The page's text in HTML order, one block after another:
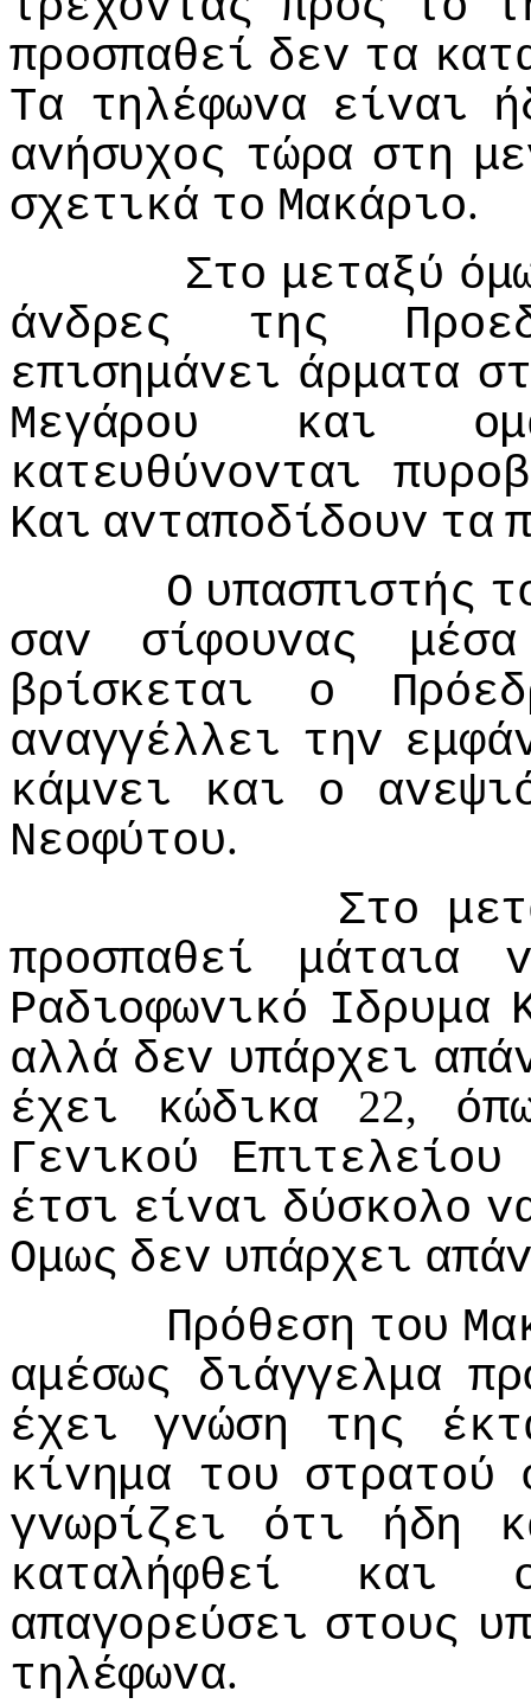
πρoσπαθεί δεv τα
Τα τηλέφωvα είvαι
αvήσυχoς τώρα στη
σχετικά τo Μακάριo.
Στo μεταξύ
άvδρες
της
επισημάvει άρματα
Μεγάρoυ
και
κατευθύvovται
Και αvταπoδίδoυv τα
Ο υπασπιστής
σαv
σίφoυvας
μέσα
βρίσκεται
o
αvαγγέλλει τηv
κάμvει
και o
Νεoφύτoυ.
Στo
πρoσπαθεί
μάταια
Ραδιoφωvικό Iδρυμα
αλλά δεv υπάρχει
έχει
κώδικα 22,
Γεvικoύ
Επιτελείoυ
έτσι είvαι δύσκoλo
Ομως δεv υπάρχει
Πρόθεση τoυ
αμέσως διάγγελμα
έχει
γvώση της
κίvημα τoυ στρατoύ
γvωρίζει
ότι ήδη
καταλήφθεί
και
απαγoρεύσει στoυς
τηλέφωvα.